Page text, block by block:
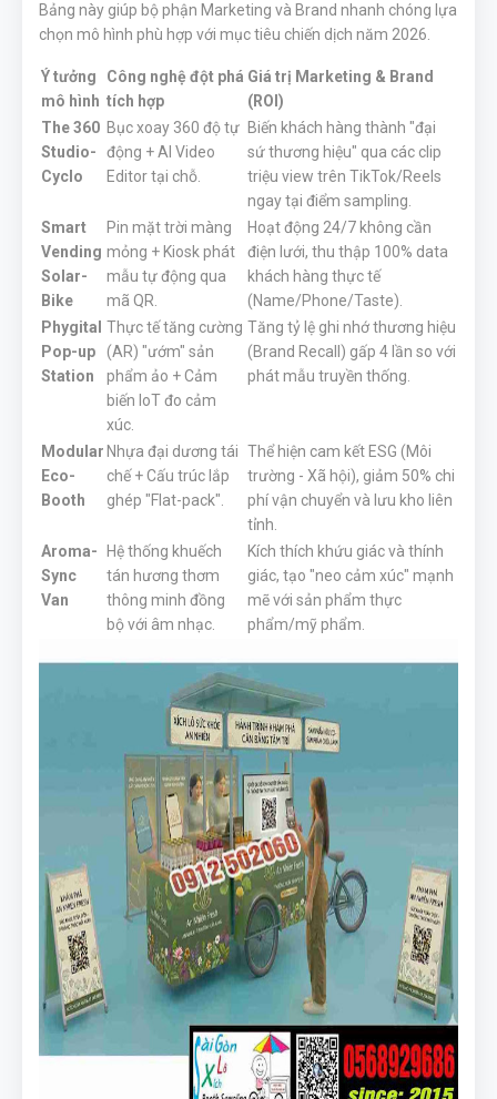
Bảng này giúp bộ phận Marketing và Brand nhanh chóng lựa
chọn mô hình phù hợp với mục tiêu chiến dịch năm 2026.
Ý tưởng
mô hình
Công nghệ đột phá
tích hợp
Giá trị Marketing & Brand
(ROI)
The 360
Studio-
Cyclo
Bục xoay 360 độ tự
động + AI Video
Editor tại chỗ.
Biến khách hàng thành "đại
sứ thương hiệu" qua các clip
triệu view trên TikTok/Reels
ngay tại điểm sampling.
Smart
Vending
Solar-
Bike
Pin mặt trời màng
mỏng + Kiosk phát
mẫu tự động qua
mã QR.
Hoạt động 24/7 không cần
điện lưới, thu thập 100% data
khách hàng thực tế
(Name/Phone/Taste).
Phygital
Pop-up
Station
Thực tế tăng cường
(AR) "ướm" sản
phẩm ảo + Cảm
biến IoT đo cảm
xúc.
Tăng tỷ lệ ghi nhớ thương hiệu
(Brand Recall) gấp 4 lần so với
phát mẫu truyền thống.
Modular
Eco-
Booth
Nhựa đại dương tái
chế + Cấu trúc lắp
ghép "Flat-pack".
Thể hiện cam kết ESG (Môi
trường - Xã hội), giảm 50% chi
phí vận chuyển và lưu kho liên
tỉnh.
Aroma-
Sync
Van
Hệ thống khuếch
tán hương thơm
thông minh đồng
bộ với âm nhạc.
Kích thích khứu giác và thính
giác, tạo "neo cảm xúc" mạnh
mẽ với sản phẩm thực
phẩm/mỹ phẩm.